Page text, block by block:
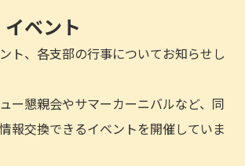
ベント
ト、各支部の行事についてお知らせし
ー懇親会やサマーカーニバルなど、同
報交換できるイベントを開催していま